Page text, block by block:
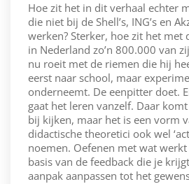
Hoe zit het in dit verhaal echter
die niet bij de Shell’s, ING’s en
werken? Sterker, hoe zit het met
in Nederland zo’n 800.000 van
nu roeit met de riemen die hij
eerst naar school, maar
onderneemt. De eenpitter doet.
gaat het leren vanzelf. Daar
bij kijken, maar het is een vorm
didactische theoretici ook wel
noemen. Oefenen met wat
basis van de feedback die je
aanpak aanpassen tot het